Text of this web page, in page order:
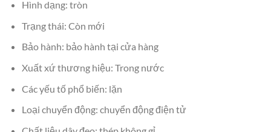
Hình dạng: tròn
Trạng thái: Còn mới
Bảo hành: bảo hành tại cửa hàng
Xuất xứ thương hiệu: Trong nước
Các yếu tố phổ biến: lặn
Loại chuyển động: chuyển động điện tử